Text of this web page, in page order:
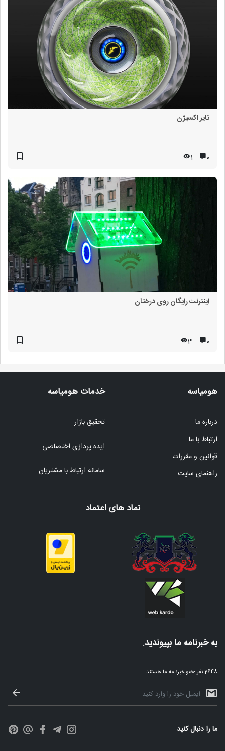
تایر اکسیژن
۰ 1
اینترنت رایگان روی درختان
۰ 3
هومیاسه
درباره ما
ارتباط با ما
قوانین و مقررات
راهنمای سایت
خدمات هومیاسه
تحقیق بازار
ایده پردازی اختصاصی
سامانه ارتباط با مشتریان
نماد های اعتماد
به خبرنامه ما بپیوندید.
2648 نفر عضو خبرنامه ما هستند
ما را دنبال کنید